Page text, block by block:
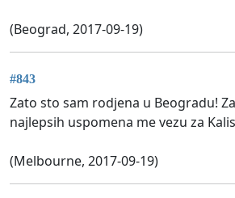
(Beograd, 2017-09-19)
#843
Zato sto sam rodjena u Beogradu!
najlepsih uspomena me vezu za
(Melbourne, 2017-09-19)